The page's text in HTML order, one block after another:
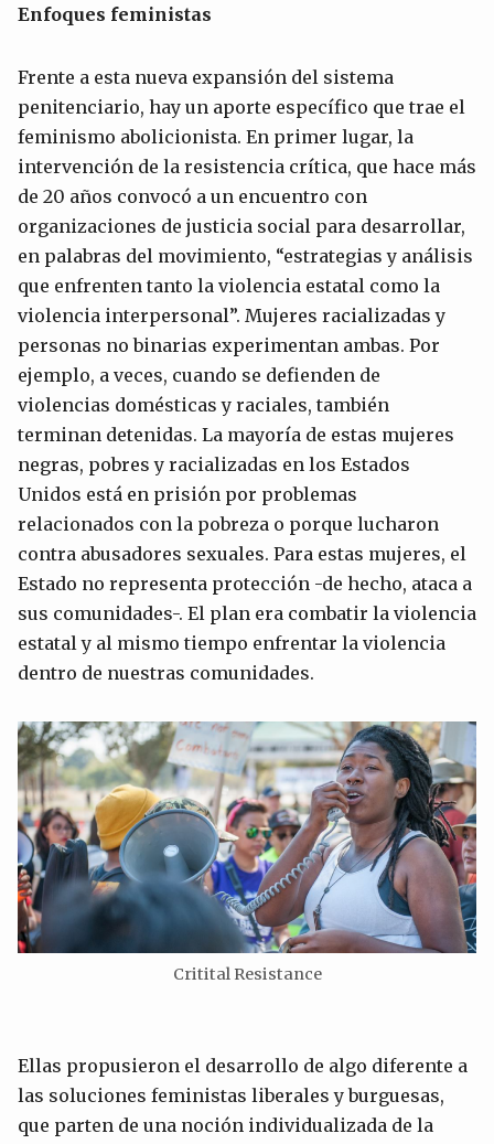
Enfoques feministas
Frente a esta nueva expansión del sistema
penitenciario, hay un aporte específico que trae el
feminismo abolicionista. En primer lugar, la
intervención de la resistencia crítica, que hace más
de 20 años convocó a un encuentro con
organizaciones de justicia social para desarrollar,
en palabras del movimiento, “estrategias y análisis
que enfrenten tanto la violencia estatal como la
violencia interpersonal”. Mujeres racializadas y
personas no binarias experimentan ambas. Por
ejemplo, a veces, cuando se defienden de
violencias domésticas y raciales, también
terminan detenidas. La mayoría de estas mujeres
negras, pobres y racializadas en los Estados
Unidos está en prisión por problemas
relacionados con la pobreza o porque lucharon
contra abusadores sexuales. Para estas mujeres, el
Estado no representa protección -de hecho, ataca a
sus comunidades-. El plan era combatir la violencia
estatal y al mismo tiempo enfrentar la violencia
dentro de nuestras comunidades.
Critital Resistance
Ellas propusieron el desarrollo de algo diferente a
las soluciones feministas liberales y burguesas,
que parten de una noción individualizada de la